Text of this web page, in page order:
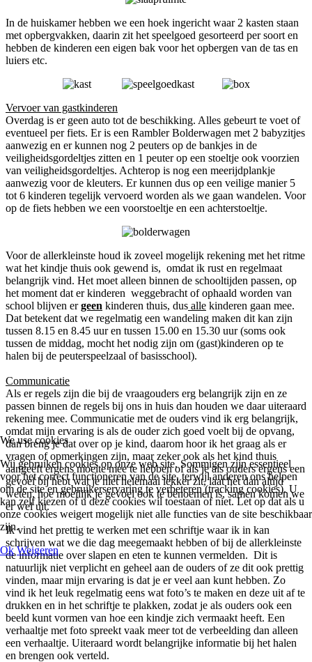
In de huiskamer hebben we een hoek ingericht waar 2 kasten staan
met opbergvakken, daarin zit het speelgoed gesorteerd per soort en
hebben de kinderen een eigen bak voor het opbergen van de tas en
luiers etc.
Vervoer van gastkinderen
Overdag is er geen auto tot de beschikking. Alles gebeurt te voet of
eventueel per fiets. Er is een Rambler Bolderwagen met 2 babyzitjes
aanwezig en er kunnen nog 2 peuters op de bankjes in de
veiligheidsgordeltjes zitten en 1 peuter op een stoeltje ook voorzien
van veiligheidsgordeltjes. Achterop is nog een meerijdplankje
aanwezig voor de kleuters. Er kunnen dus op een veilige manier 5
tot 6 kinderen tegelijk vervoerd worden als we gaan wandelen. Voor
op de fiets hebben we een voorstoeltje en een achterstoeltje.
Voor de allerkleinste houd ik zoveel mogelijk rekening met het ritme
wat het kindje thuis ook gewend is, omdat ik rust en regelmaat
belangrijk vind. Het moet alleen binnen de schooltijden passen, op
het moment dat er kinderen weggebracht of ophaald worden van
school blijven ergeen kinderen thuis, dus alle kinderen gaan mee.
Dat betekent dat we regelmatig een wandeling maken dit kan zijn
tussen 8.15 en 8.45 uur en tussen 15.00 en 15.30 uur (soms ook
tussen de middag, mocht het nodig zijn om (gast)kinderen op te
halen bij de peuterspeelzaal of basisschool).
Communicatie
Als er regels zijn die bij de vraagouders erg belangrijk zijn en ze
passen binnen de regels bij ons in huis dan houden we daar uiteraard
rekening mee. Communicatie met de ouders vind ik erg belangrijk,
omdat mijn ervaring is als de ouder zich goed voelt bij de opvang,
dan breng je dat over op je kind, daarom hoor ik het graag als er
vragen of opmerkingen zijn, maar zeker ook als het kind thuis
aangeeft ergens moeite mee te hebben of als je als ouders ergens een
gevoel bij hebt wat je niet helemaal lekker zit, laat het dan altijd
weten, hoe moeilijk je gevoel ook te benoemen is, samen komen we
er wel uit.
Ik vind het prettig te werken met een schriftje waar ik in kan
schrijven wat we die dag meegemaakt hebben of bij de allerkleinste
de informatie over slapen en eten te kunnen vermelden. Dit is
natuurlijk niet verplicht en geheel aan de ouders of ze dit ook prettig
vinden, maar mijn ervaring is dat je er veel aan kunt hebben. Zo
vind ik het leuk regelmatig eens wat foto’s te maken en deze uit af te
drukken en in het schriftje te plakken, zodat je als ouders ook een
beeld kunt vormen van hoe een kindje zich vermaakt heeft. Een
verhaaltje met foto spreekt vaak meer tot de verbeelding dan alleen
een verhaaltje. Uiteraard wordt belangrijke informatie bij het halen
en brengen ook verteld.
We use cookies
Wij gebruiken cookies op onze web site. Sommigen zijn essentieel
voor het correct functioneren van de site, terwijl anderen ons helpen
om de site en gebruikerservaring te verbeteren (tracking cookies). U
kan zelf kiezen of u deze cookies wil toestaan of niet. Let op dat als u
onze cookies weigert mogelijk niet alle functies van de site beschikbaar
zijn.
Ok Weigeren